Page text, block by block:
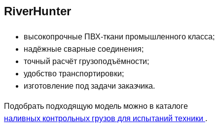
RiverHunter
высокопрочные ПВХ-ткани промышленного класса;
надёжные сварные соединения;
точный расчёт грузоподъёмности;
удобство транспортировки;
изготовление под задачи заказчика.
Подобрать подходящую модель можно в каталоге
наливных контрольных грузов для испытаний техники .